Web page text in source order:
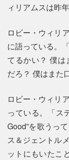
ィリアムスは昨
ロビー・ウィリ
に語っている。
てるかい？ 僕は
だろ？ 僕はまた
ロビー・ウィリ
っている。「ス
Good”を歌うっ
ス＆ジェントル
ットにもいたこ